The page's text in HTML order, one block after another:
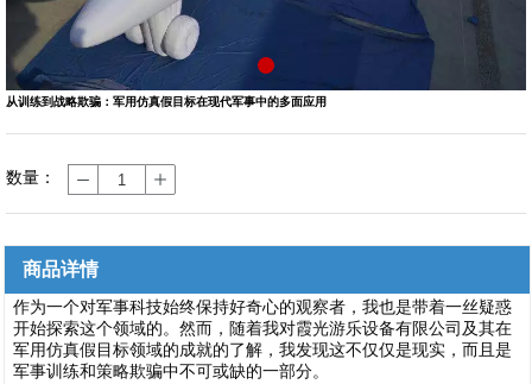
从训练到战略欺骗：军用仿真假目标在现代军事中的多面应用
数量：
商品详情
作为一个对军事科技始终保持好奇心的观察者，我也是带着一丝疑惑
开始探索这个领域的。然而，随着我对霞光游乐设备有限公司及其在
军用仿真假目标领域的成就的了解，我发现这不仅仅是现实，而且是
军事训练和策略欺骗中不可或缺的一部分。